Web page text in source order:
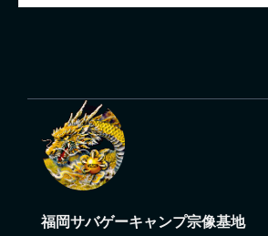
福岡サバゲーキャンプ宗像基地